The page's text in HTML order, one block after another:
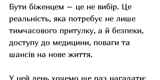
Бути біженцем – це не вибір. Це
реальність, яка потребує не лише
тимчасового притулку, а й безпеки,
доступу до медицини, поваги та
шансів на нове життя.
У цей день хочемо ще раз нагадати: